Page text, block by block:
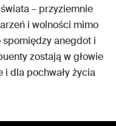
– przyziemnie
i wolności mimo
anegdot i
zostają w głowie
i dla pochwały życia